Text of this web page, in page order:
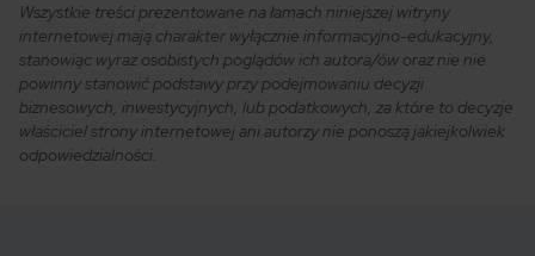
Wszystkie treści prezentowane na łamach niniejszej witryny
internetowej mają charakter wyłącznie informacyjno-edukacyjny,
stanowiąc wyraz osobistych poglądów ich autora/ów oraz nie nie
powinny stanowić podstawy przy podejmowaniu decyzji
biznesowych, inwestycyjnych, lub podatkowych, za które to decyzje
właściciel strony internetowej ani autorzy nie ponoszą jakiejkolwiek
odpowiedzialności.